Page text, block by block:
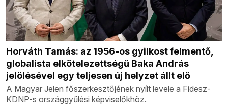
Horváth Tamás: az 1956-os gyilkost felmentő,
globalista elkötelezettségű Baka András
jelölésével egy teljesen új helyzet állt elő
A Magyar Jelen főszerkesztőjének nyílt levele a Fidesz-
KDNP-s országgyűlési képviselőkhöz.